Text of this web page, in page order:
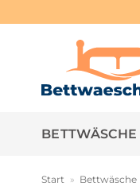
Start » Bettwäsche